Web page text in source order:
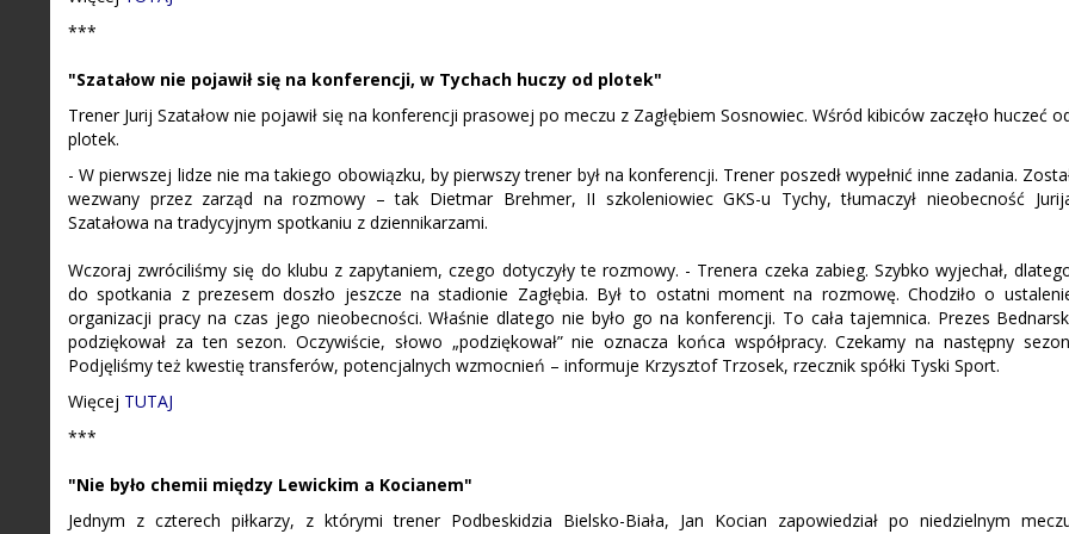
***
"Szatałow nie pojawił się na konferencji, w Tychach huczy od plotek"
Trener Jurij Szatałow nie pojawił się na konferencji prasowej po meczu z Zagłębiem Sosnowiec. Wśród kibiców zaczęło huczeć
plotek.
- W pierwszej lidze nie ma takiego obowiązku, by pierwszy trener był na konferencji. Trener poszedł wypełnić inne zadania.
wezwany przez zarząd na rozmowy – tak Dietmar Brehmer, II szkoleniowiec GKS-u Tychy, tłumaczył nieobecność
Szatałowa na tradycyjnym spotkaniu z dziennikarzami.
Wczoraj zwróciliśmy się do klubu z zapytaniem, czego dotyczyły te rozmowy. - Trenera czeka zabieg. Szybko wyjechał,
do spotkania z prezesem doszło jeszcze na stadionie Zagłębia. Był to ostatni moment na rozmowę. Chodziło o
organizacji pracy na czas jego nieobecności. Właśnie dlatego nie było go na konferencji. To cała tajemnica. Prezes
podziękował za ten sezon. Oczywiście, słowo „podziękował” nie oznacza końca współpracy. Czekamy na następny
Podjęliśmy też kwestię transferów, potencjalnych wzmocnień – informuje Krzysztof Trzosek, rzecznik spółki Tyski Sport.
Więcej TUTAJ
***
"Nie było chemii między Lewickim a Kocianem"
Jednym z czterech piłkarzy, z którymi trener Podbeskidzia Bielsko-Biała, Jan Kocian zapowiedział po niedzielnym